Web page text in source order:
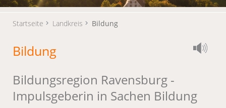
Startseite Landkreis Bildung
Bildung
Bildungsregion Ravensburg -
Impulsgeberin in Sachen Bildung